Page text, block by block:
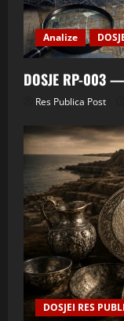
Analize
DOSJE RP-003 —
Res Publica Post
DOSJEI RES